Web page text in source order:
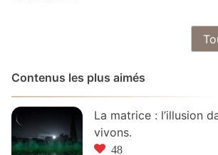
Contenus les plus aimés
La matrice : l’illusion
vivons.
48